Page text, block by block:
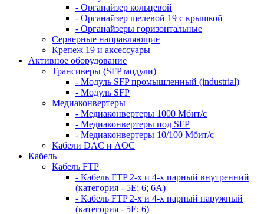
- Органайзер кольцевой
- Органайзер щелевой 19 с крышкой
- Органайзеры горизонтальные
Серверные направляющие
Крепеж 19 и аксессуары
Активное оборудование
Трансиверы (SFP модули)
- Модуль SFP промышленный (industrial)
- Модуль SFP
Медиаконвертеры
- Медиаконвертеры 1000 Мбит/с
- Медиаконвертеры под SFP
- Медиаконвертеры 10/100 Мбит/с
Кабели DAC и AOC
Кабель
Кабель FTP
- Кабель FTP 2-х и 4-х парный внутренний
(категория - 5Е; 6; 6А)
- Кабель FTP 2-х и 4-х парный наружный
(категория - 5Е; 6)